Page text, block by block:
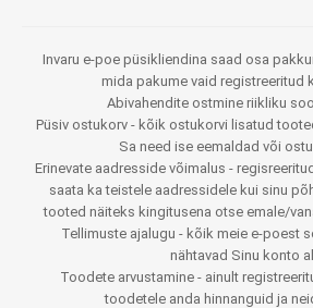
Invaru e-poe püsikliendina saad osa
mida pakume vaid registreeritud
Abivahendite ostmine riikliku
Püsiv ostukorv - kõik ostukorvi lisatud
Sa need ise eemaldad või
Erinevate aadresside võimalus -
saata ka teistele aadressidele kui sinu
tooted näiteks kingitusena otse emale/
Tellimuste ajalugu - kõik meie e-poest
nähtavad Sinu konto
Toodete arvustamine - ainult
toodetele anda hinnanguid ja